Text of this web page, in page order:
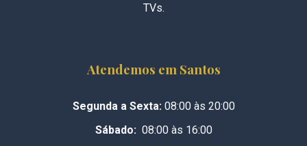
TVs.
Atendemos em Santos
Segunda a Sexta:08:00 às 20:00
Sábado: 08:00 às 16:00